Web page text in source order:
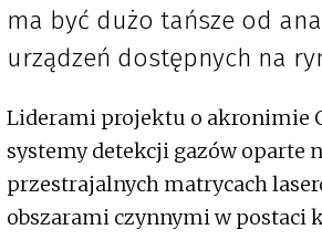
ma być dużo tańsze od
urządzeń dostępnych na
Liderami projektu o akronimie
systemy detekcji gazów oparte
przestrajalnych matrycach
obszarami czynnymi w postaci